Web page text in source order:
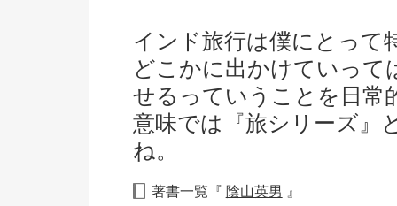
インド旅行は僕にとって
どこかに出かけていって
せるっていうことを日常
意味では『旅シリーズ』
ね。
著書一覧『 陰山英男 』